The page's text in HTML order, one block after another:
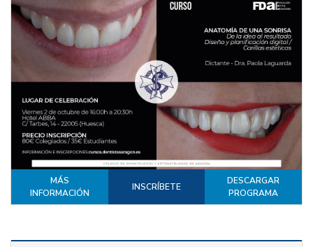
MÁS
INFORMACIÓN
INSCRÍBETE
DESCARGAR
PROGRAMA